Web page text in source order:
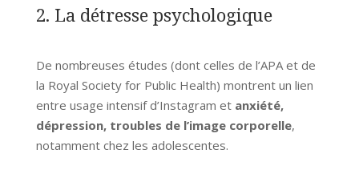
2. La détresse psychologique
De nombreuses études (dont celles de l’APA et de
la Royal Society for Public Health) montrent un lien
entre usage intensif d’Instagram et anxiété,
dépression, troubles de l’image corporelle,
notamment chez les adolescentes.